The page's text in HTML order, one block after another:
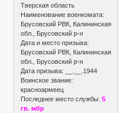
Тверская область
Наименование военкомата:
Брусовский РВК, Калининская
обл., Брусовский р-н
Дата и место призыва:
Брусовский РВК, Калининская
обл., Брусовский р-н
Дата призыва: __.__.1944
Воинское звание:
красноармеец
Последнее место службы: 5
гв. мбр